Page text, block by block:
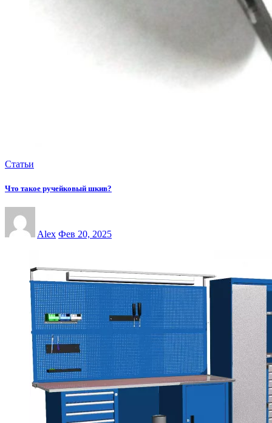
Статьи
Что такое ручейковый шкив?
Alex Фев 20, 2025